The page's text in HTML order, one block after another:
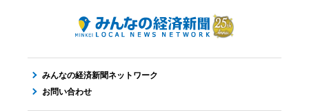
みんなの経済新聞ネットワーク
お問い合わせ